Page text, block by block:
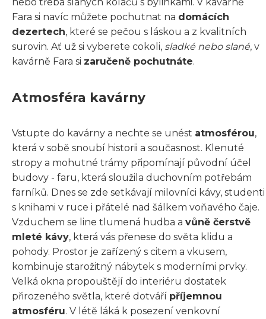
Fara si navíc můžete pochutnat na domácích
dezertech, které se pečou s láskou a z kvalitních
surovin. Ať už si vyberete cokoli, sladké nebo slané, v
kavárně Fara si zaručeně pochutnáte.
Atmosféra kavárny
Vstupte do kavárny a nechte se unést atmosférou,
která v sobě snoubí historii a současnost. Klenuté
stropy a mohutné trámy připomínají původní účel
budovy - faru, která sloužila duchovním potřebám
farníků. Dnes se zde setkávají milovníci kávy, studenti
s knihami v ruce i přátelé nad šálkem voňavého čaje.
Vzduchem se line tlumená hudba a vůně čerstvě
mleté kávy, která vás přenese do světa klidu a
pohody. Prostor je zařízený s citem a vkusem,
kombinuje starožitný nábytek s moderními prvky.
Velká okna propouštějí do interiéru dostatek
přirozeného světla, které dotváří příjemnou
atmosféru. V létě láká k posezení venkovní